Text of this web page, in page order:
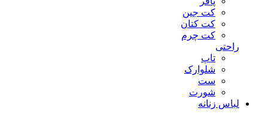
کت جین
کت کتان
کت چرم
راحتی
تاپ
شلوارک
ست
شورت
لباس زنانه